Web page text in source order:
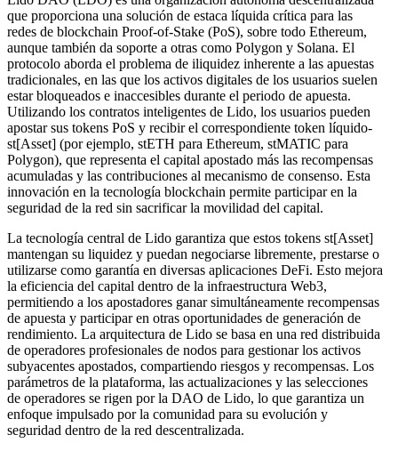
que proporciona una solución de estaca líquida crítica para las
redes de blockchain Proof-of-Stake (PoS), sobre todo Ethereum,
aunque también da soporte a otras como Polygon y Solana. El
protocolo aborda el problema de iliquidez inherente a las apuestas
tradicionales, en las que los activos digitales de los usuarios suelen
estar bloqueados e inaccesibles durante el periodo de apuesta.
Utilizando los contratos inteligentes de Lido, los usuarios pueden
apostar sus tokens PoS y recibir el correspondiente token líquido-
st[Asset] (por ejemplo, stETH para Ethereum, stMATIC para
Polygon), que representa el capital apostado más las recompensas
acumuladas y las contribuciones al mecanismo de consenso. Esta
innovación en la tecnología blockchain permite participar en la
seguridad de la red sin sacrificar la movilidad del capital.
La tecnología central de Lido garantiza que estos tokens st[Asset]
mantengan su liquidez y puedan negociarse libremente, prestarse o
utilizarse como garantía en diversas aplicaciones DeFi. Esto mejora
la eficiencia del capital dentro de la infraestructura Web3,
permitiendo a los apostadores ganar simultáneamente recompensas
de apuesta y participar en otras oportunidades de generación de
rendimiento. La arquitectura de Lido se basa en una red distribuida
de operadores profesionales de nodos para gestionar los activos
subyacentes apostados, compartiendo riesgos y recompensas. Los
parámetros de la plataforma, las actualizaciones y las selecciones
de operadores se rigen por la DAO de Lido, lo que garantiza un
enfoque impulsado por la comunidad para su evolución y
seguridad dentro de la red descentralizada.